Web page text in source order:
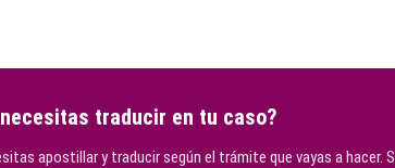
traducir en tu caso?
apostillar y traducir según el trámite que vayas a hacer.